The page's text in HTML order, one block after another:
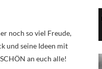
und seine Ideen mit
an euch alle!